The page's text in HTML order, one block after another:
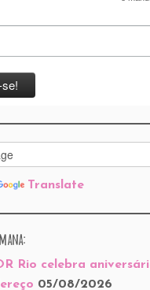
Translate
Rio celebra
05/08/2026